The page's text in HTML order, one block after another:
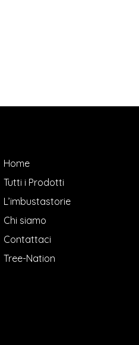
Home
Tutti i Prodotti
L’imbustastorie
Chi siamo
Contattaci
Tree-Nation